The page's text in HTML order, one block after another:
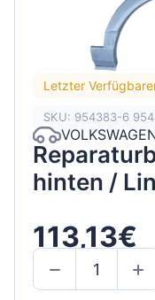
Letzter
SKU: 954383-6
hinten /
113,13€